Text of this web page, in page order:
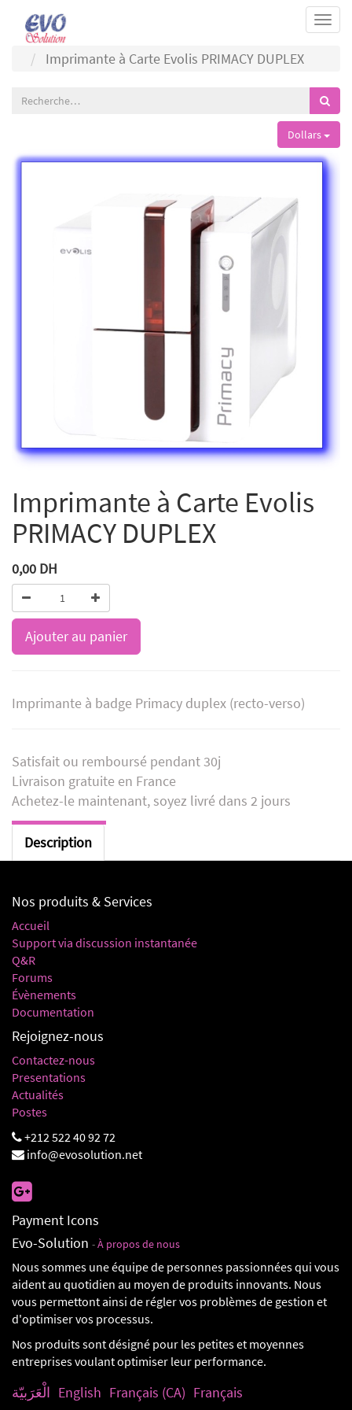
Imprimante à Carte Evolis PRIMACY DUPLEX
Dollars
Imprimante à Carte Evolis
PRIMACY DUPLEX
0,00 DH
Ajouter au panier
Imprimante à badge Primacy duplex (recto-verso)
Satisfait ou remboursé pendant 30j
Livraison gratuite en France
Achetez-le maintenant, soyez livré dans 2 jours
Description
Nos produits & Services
Accueil
Support via discussion instantanée
Q&R
Forums
Évènements
Documentation
Rejoignez-nous
Contactez-nous
Presentations
Actualités
Postes
+212 522 40 92 72
info@evosolution.net
Payment Icons
Evo-Solution -À propos de nous
Nous sommes une équipe de personnes passionnées qui vous
aident au quotidien au moyen de produits innovants. Nous
vous permettont ainsi de régler vos problèmes de gestion et
d'optimiser vos processus.
Nos produits sont désigné pour les petites et moyennes
entreprises voulant optimiser leur performance.
الْعَرَبيّة English Français (CA) Français